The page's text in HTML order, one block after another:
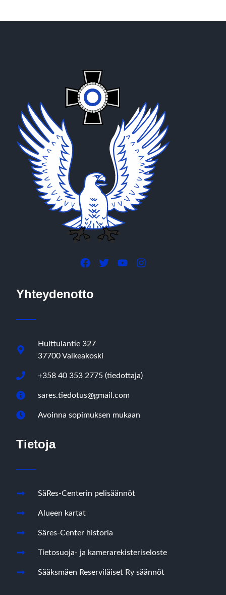
Yhteydenotto
Huittulantie 327
37700 Valkeakoski
+358 40 353 2775 (tiedottaja)
sares.tiedotus@gmail.com
Avoinna sopimuksen mukaan
Tietoja
SäRes-Centerin pelisäännöt
Alueen kartat
Säres-Center historia
Tietosuoja- ja kamerarekisteriseloste
Sääksmäen Reserviläiset Ry säännöt